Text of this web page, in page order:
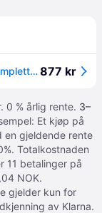
Speed Demons Skateboard - 7,5" - Dam komplett - Svart/Hvit - Speed Demons - OneSize - Skateboard877 kr
0 % årlig rente. 3–
Et kjøp på
en gjeldende rente
Totalkostnaden
11 betalinger på
NOK.
gjelder kun for
av Klarna.